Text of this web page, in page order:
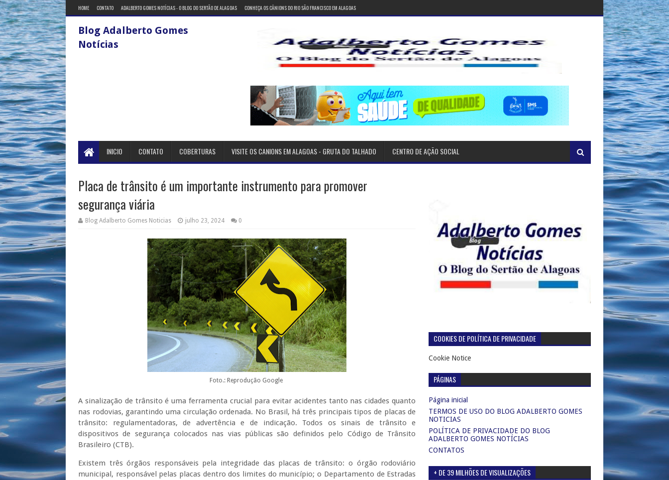
HOME CONTATO ADALBERTO GOMES NOTÍCIAS - O BLOG DO SERTÃO DE ALAGOAS CONHEÇA OS CÂNIONS DO RIO SÃO FRANCISCO EM ALAGOAS
Blog Adalberto Gomes
Notícias
INICIO CONTATO COBERTURAS VISITE OS CANIONS EM ALAGOAS - GRUTA DO TALHADO CENTRO DE AÇÃO SOCIAL
Placa de trânsito é um importante instrumento para promover
segurança viária
Blog Adalberto Gomes Noticias julho 23, 2024 0
Foto.: Reprodução Google
A sinalização de trânsito é uma ferramenta crucial para evitar acidentes tanto nas cidades quanto
nas rodovias, garantindo uma circulação ordenada. No Brasil, há três principais tipos de placas de
trânsito: regulamentadoras, de advertência e de indicação. Todos os sinais de trânsito e
dispositivos de segurança colocados nas vias públicas são definidos pelo Código de Trânsito
Brasileiro (CTB).
Existem três órgãos responsáveis pela integridade das placas de trânsito: o órgão rodoviário
municipal, responsável pelas placas dentro dos limites do município; o Departamento de Estradas
COOKIES DE POLÍTICA DE PRIVACIDADE
Cookie Notice
PÁGINAS
Página inicial
TERMOS DE USO DO BLOG ADALBERTO GOMES
NOTICIAS
POLÍTICA DE PRIVACIDADE DO BLOG
ADALBERTO GOMES NOTÍCIAS
CONTATOS
+ DE 39 MILHÕES DE VISUALIZAÇÕES